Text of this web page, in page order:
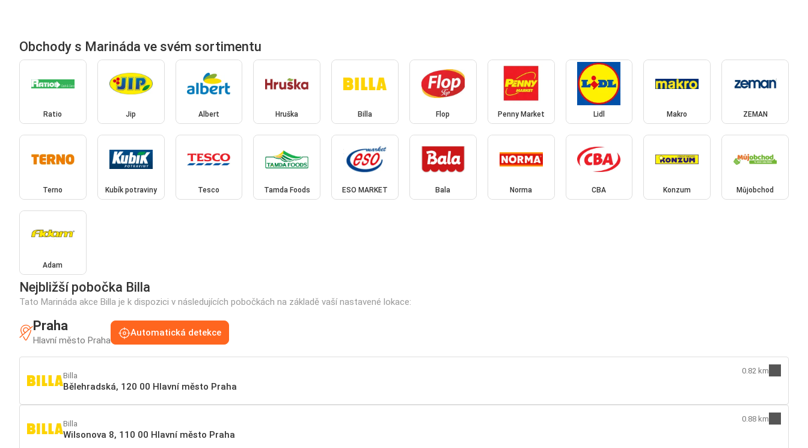
Obchody s Marináda ve svém sortimentu
Ratio Jip Albert Hruška Billa Flop Penny Market Lidl Makro ZEMAN
Terno Kubík potraviny Tesco Tamda Foods ESO MARKET Bala Norma CBA Konzum Můjobchod
Adam
Nejbližší pobočka Billa
Tato Marináda akce Billa je k dispozici v následujících pobočkách na základě vaší nastavené lokace:
Praha
Hlavní město Praha
Automatická detekce
Billa
Bělehradská, 120 00 Hlavní město Praha
0.82 km
Billa
Wilsonova 8, 110 00 Hlavní město Praha
0.88 km